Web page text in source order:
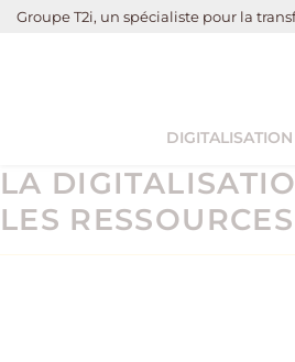
Groupe T2i, un spécialiste pour la
LA
LES